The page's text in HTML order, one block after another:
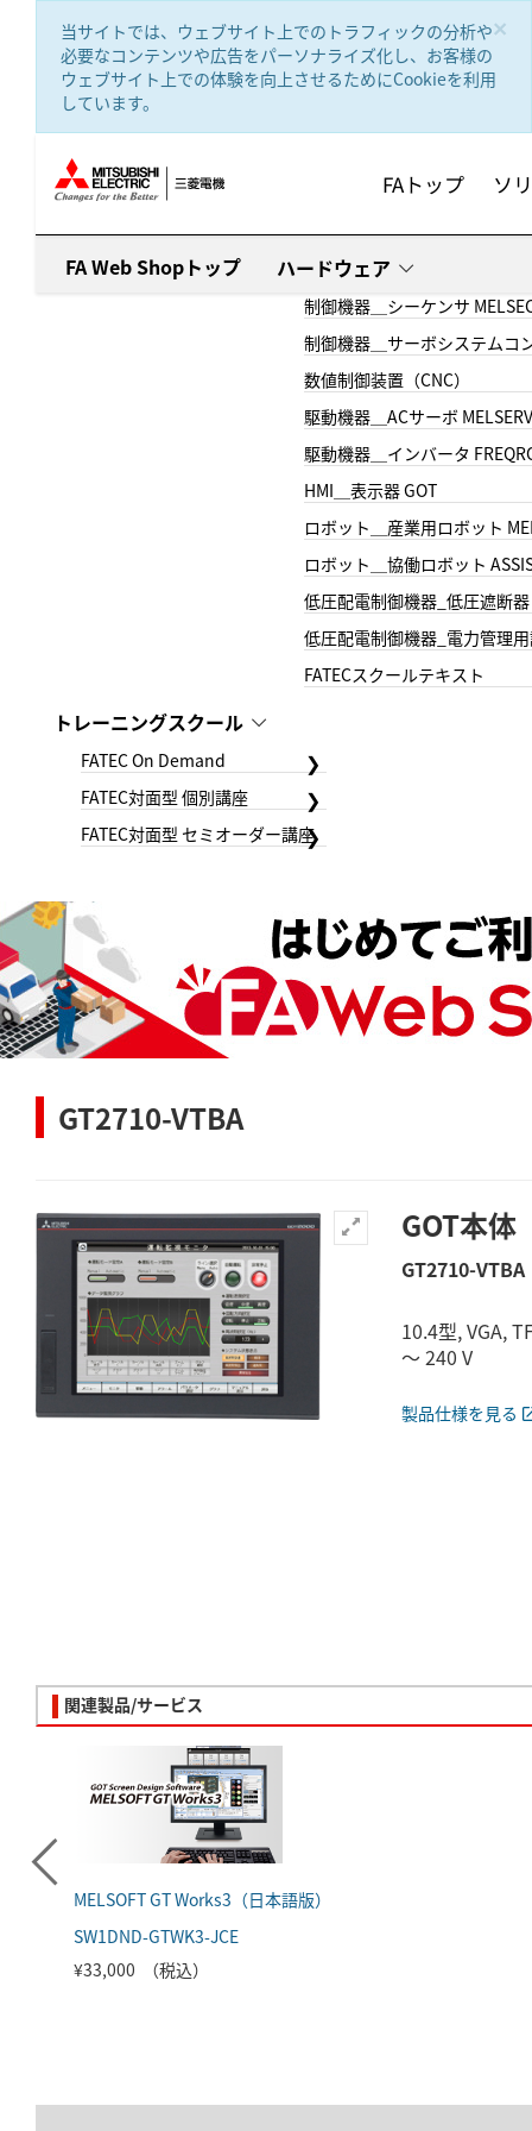
×
当サイトでは、ウェブサイト上でのトラフィックの分析や
必要なコンテンツや広告をパーソナライズ化し、お客様の
ウェブサイト上での体験を向上させるためにCookieを利用
しています。
FAトップ ソ
FA Web Shopトップ ハードウェア
制御機器＿シーケンサ
制御機器＿サーボシステムコ
数値制御装置（CNC）
駆動機器＿ACサーボ
駆動機器＿インバータ
HMI＿表示器 GOT
ロボット＿産業用ロボット
ロボット＿協働ロボット
低圧配電制御機器_低圧遮断器
低圧配電制御機器_電力管理
FATECスクールテキスト
トレーニングスクール
FATEC On Demand
FATEC対面型 個別講座
FATEC対面型 セミオーダー講座
GT2710-VTBA
GOT本体
GT2710-VTBA
10.4型, VGA,
～ 240 V
製品仕様を見る
関連製品/サービス
MELSOFT GT Works3（日本語版）
SW1DND-GTWK3-JCE
¥33,000 （税込）